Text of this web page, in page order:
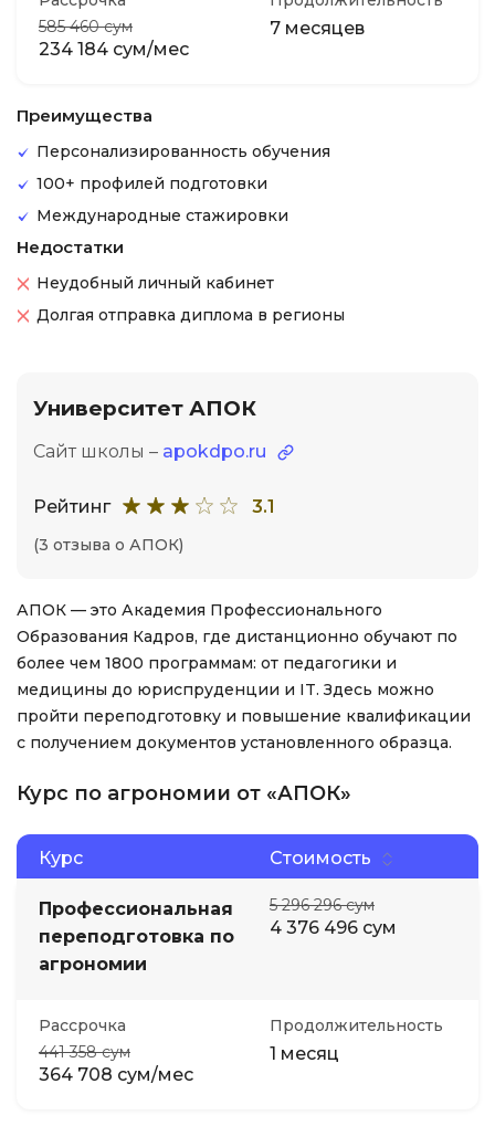
585 460 сум
234 184 сум/мес
7 месяцев
Преимущества
Персонализированность обучения
100+ профилей подготовки
Международные стажировки
Недостатки
Неудобный личный кабинет
Долгая отправка диплома в регионы
Университет АПОК
Сайт школы – apokdpo.ru
Рейтинг 3.1
(3 отзыва о АПОК)
АПОК — это Академия Профессионального
Образования Кадров, где дистанционно обучают по
более чем 1800 программам: от педагогики и
медицины до юриспруденции и IT. Здесь можно
пройти переподготовку и повышение квалификации
с получением документов установленного образца.
Курс по агрономии от «АПОК»
Курс Стоимость
Профессиональная
переподготовка по
агрономии
5 296 296 сум
4 376 496 сум
Рассрочка
441 358 сум
364 708 сум/мес
Продолжительность
1 месяц